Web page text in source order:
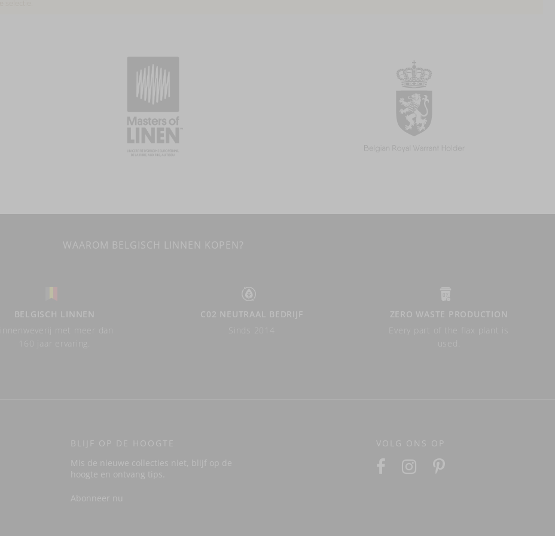
WAAROM BELGISCH LINNEN KOPEN?
BELGISCH LINNEN
Linnenweverij met meer dan
C02 NEUTRAAL BEDRIJF
ZERO WASTE PRODUCTION
BLIJF OP DE HOOGTE
Mis de nieuwe collecties niet, blijf op de
hoogte en ontvang tips.
Abonneer nu
VOLG ONS OP